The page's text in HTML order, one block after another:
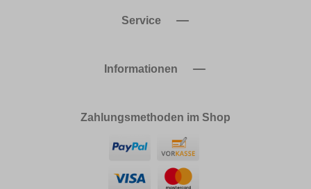
Service
Informationen
Zahlungsmethoden im Shop